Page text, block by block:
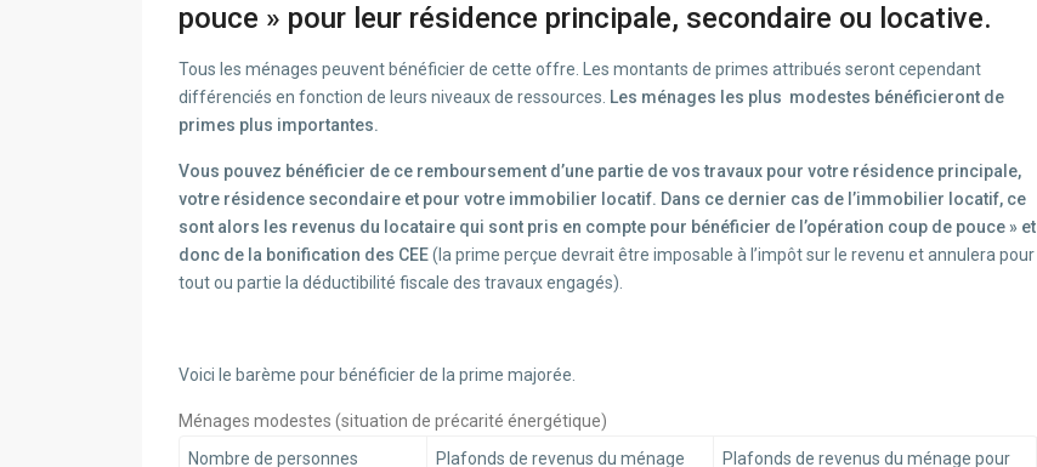
pouce » pour leur résidence principale, secondaire ou locative.
Tous les ménages peuvent bénéficier de cette offre. Les montants de primes attribués seront cependant
différenciés en fonction de leurs niveaux de ressources. Les ménages les plus modestes bénéficieront de
primes plus importantes.
Vous pouvez bénéficier de ce remboursement d’une partie de vos travaux pour votre résidence principale,
votre résidence secondaire et pour votre immobilier locatif. Dans ce dernier cas de l’immobilier locatif, ce
sont alors les revenus du locataire qui sont pris en compte pour bénéficier de l’opération coup de pouce » et
donc de la bonification des CEE(la prime perçue devrait être imposable à l’impôt sur le revenu et annulera pour
tout ou partie la déductibilité fiscale des travaux engagés).
Voici le barème pour bénéficier de la prime majorée.
Ménages modestes (situation de précarité énergétique)
Nombre de personnes
Plafonds de revenus du ménage
Plafonds de revenus du ménage pour